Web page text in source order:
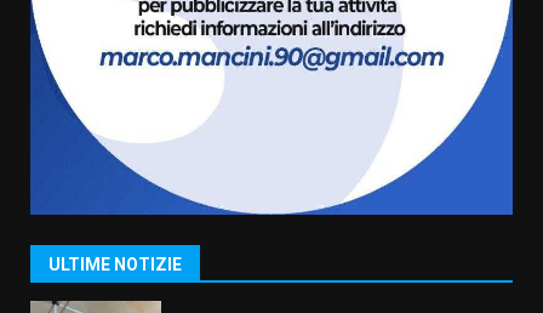
ULTIME NOTIZIE
“I Contestatori: Musica di
Rivoluzione”: nuovo
appuntamento con “Fasano in
Banda”
7 Agosto 2026 06:05
1
TARI, Scianaro: “Uniti per una
proposta concreta di
abbattimento per i cittadini